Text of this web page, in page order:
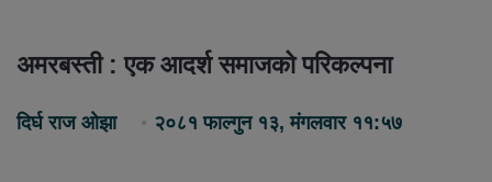
अमरबस्ती : एक आदर्श समाजको परिकल्पना
दिर्घ राज ओझा २०८१ फाल्गुन १३, मंगलवार ११:५७